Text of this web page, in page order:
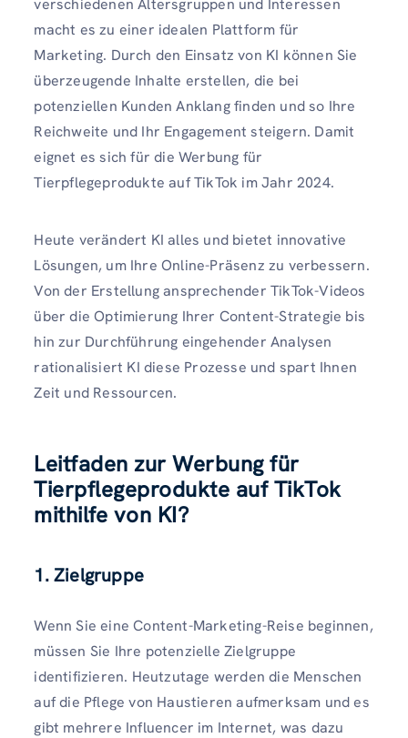
macht es zu einer idealen Plattform für
Marketing. Durch den Einsatz von KI können Sie
überzeugende Inhalte erstellen, die bei
potenziellen Kunden Anklang finden und so Ihre
Reichweite und Ihr Engagement steigern. Damit
eignet es sich für die Werbung für
Tierpflegeprodukte auf TikTok im Jahr 2024.
Heute verändert KI alles und bietet innovative
Lösungen, um Ihre Online-Präsenz zu verbessern.
Von der Erstellung ansprechender TikTok-Videos
über die Optimierung Ihrer Content-Strategie bis
hin zur Durchführung eingehender Analysen
rationalisiert KI diese Prozesse und spart Ihnen
Zeit und Ressourcen.
Leitfaden zur Werbung für
Tierpflegeprodukte auf TikTok
mithilfe von KI?
1. Zielgruppe
Wenn Sie eine Content-Marketing-Reise beginnen,
müssen Sie Ihre potenzielle Zielgruppe
identifizieren. Heutzutage werden die Menschen
auf die Pflege von Haustieren aufmerksam und es
gibt mehrere Influencer im Internet, was dazu